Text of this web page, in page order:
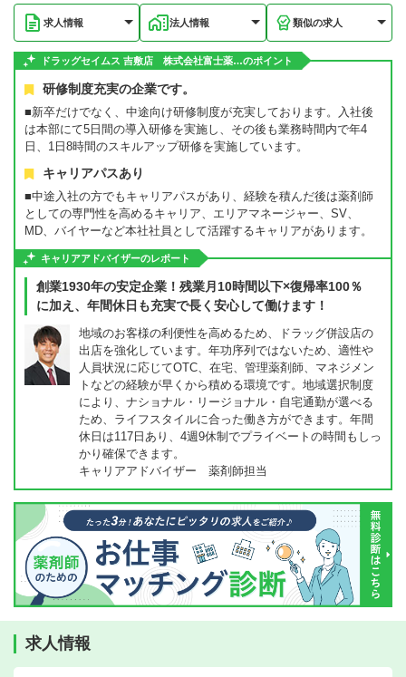
求人情報 法人情報 類似の求人
ドラッグセイムス 吉敷店 株式会社富士薬…のポイント
研修制度充実の企業です。
■新卒だけでなく、中途向け研修制度が充実しております。入社後
は本部にて5日間の導入研修を実施し、その後も業務時間内で年4
日、1日8時間のスキルアップ研修を実施しています。
キャリアパスあり
■中途入社の方でもキャリアパスがあり、経験を積んだ後は薬剤師
としての専門性を高めるキャリア、エリアマネージャー、SV、
MD、バイヤーなど本社社員として活躍するキャリアがあります。
キャリアアドバイザーのレポート
創業1930年の安定企業！残業月10時間以下×復帰率100％
に加え、年間休日も充実で長く安心して働けます！
地域のお客様の利便性を高めるため、ドラッグ併設店の
出店を強化しています。年功序列ではないため、適性や
人員状況に応じてOTC、在宅、管理薬剤師、マネジメン
トなどの経験が早くから積める環境です。地域選択制度
により、ナショナル・リージョナル・自宅通勤が選べる
ため、ライフスタイルに合った働き方ができます。年間
休日は117日あり、4週9休制でプライベートの時間もしっ
かり確保できます。
キャリアアドバイザー 薬剤師担当
求人情報